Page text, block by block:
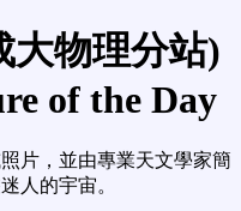
大物理分站)
of the Day
片，並由專業天文學家簡
人的宇宙。